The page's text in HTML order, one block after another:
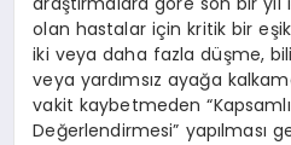
olan hastalar için kritik bir
iki veya daha fazla düşme,
veya yardımsız ayağa
vakit kaybetmeden
Değerlendirmesi” yapılması